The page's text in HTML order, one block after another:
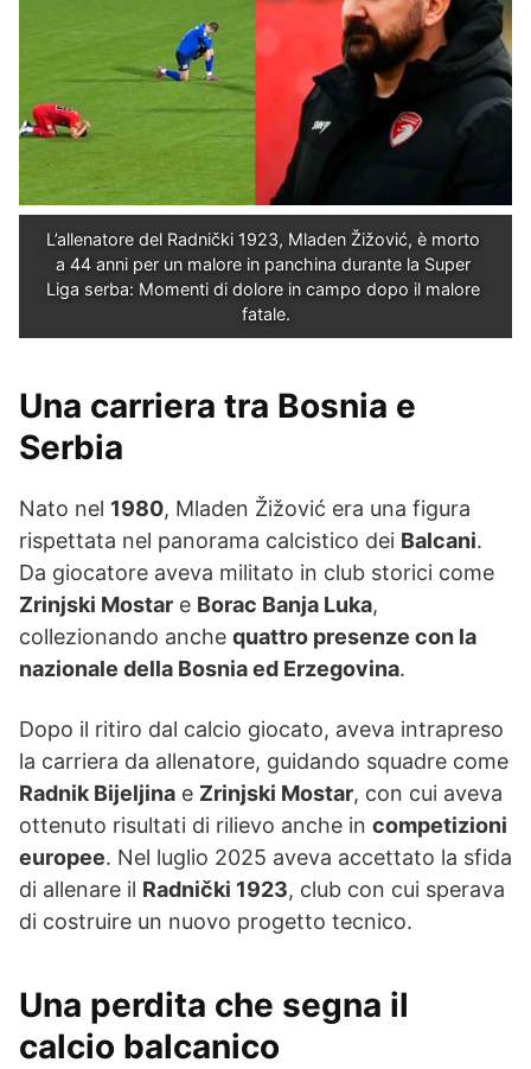
L’allenatore del Radnički 1923, Mladen Žižović, è morto
a 44 anni per un malore in panchina durante la Super
Liga serba: Momenti di dolore in campo dopo il malore
fatale.
Una carriera tra Bosnia e
Serbia
Nato nel 1980, Mladen Žižović era una figura
rispettata nel panorama calcistico dei Balcani.
Da giocatore aveva militato in club storici come
Zrinjski Mostar e Borac Banja Luka,
collezionando anche quattro presenze con la
nazionale della Bosnia ed Erzegovina.
Dopo il ritiro dal calcio giocato, aveva intrapreso
la carriera da allenatore, guidando squadre come
Radnik Bijeljina e Zrinjski Mostar, con cui aveva
ottenuto risultati di rilievo anche in competizioni
europee. Nel luglio 2025 aveva accettato la sfida
di allenare il Radnički 1923, club con cui sperava
di costruire un nuovo progetto tecnico.
Una perdita che segna il
calcio balcanico